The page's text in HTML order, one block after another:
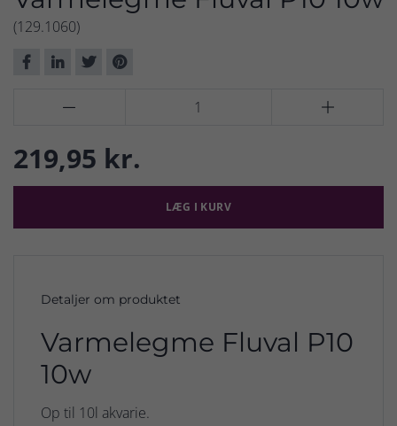
(129.1060)
 
219,95 kr.
LÆG I KURV
Detaljer om produktet
Varmelegme Fluval P10
10w
Op til 10l akvarie.